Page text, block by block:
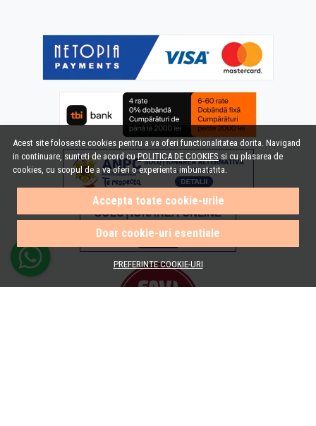
Acest site foloseste cookies pentru a va oferi functionalitatea dorita. Navigand
in continuare, sunteti de acord cuPOLITICA DE COOKIES si cu plasarea de
cookies, cu scopul de a va oferi o experienta imbunatatita.
Accepta toate cookie-urile
Doar cookie-uri esentiale
PREFERINTE COOKIE-URI